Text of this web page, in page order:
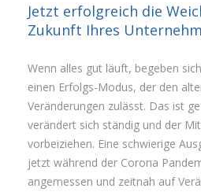
Jetzt erfolgreich die
Zukunft Ihres
Wenn alles gut läuft, begeben
einen Erfolgs-Modus, der den
Veränderungen zulässt. Das ist
verändert sich ständig und der
vorbeiziehen. Eine schwierige
jetzt während der Corona
angemessen und zeitnah auf